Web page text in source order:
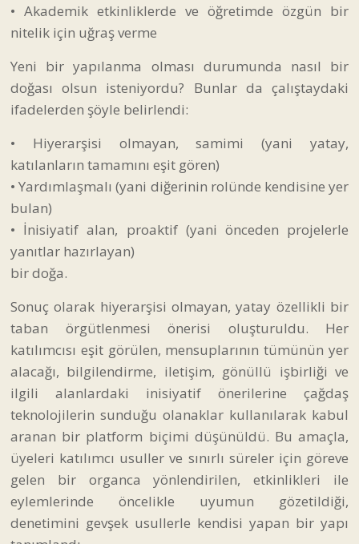
• Akademik etkinliklerde ve öğretimde özgün bir
nitelik için uğraş verme
Yeni bir yapılanma olması durumunda nasıl bir
doğası olsun isteniyordu? Bunlar da çalıştaydaki
ifadelerden şöyle belirlendi:
• Hiyerarşisi olmayan, samimi (yani yatay,
katılanların tamamını eşit gören)
• Yardımlaşmalı (yani diğerinin rolünde kendisine yer
bulan)
• İnisiyatif alan, proaktif (yani önceden projelerle
yanıtlar hazırlayan)
bir doğa.
Sonuç olarak hiyerarşisi olmayan, yatay özellikli bir
taban örgütlenmesi önerisi oluşturuldu. Her
katılımcısı eşit görülen, mensuplarının tümünün yer
alacağı, bilgilendirme, iletişim, gönüllü işbirliği ve
ilgili alanlardaki inisiyatif önerilerine çağdaş
teknolojilerin sunduğu olanaklar kullanılarak kabul
aranan bir platform biçimi düşünüldü. Bu amaçla,
üyeleri katılımcı usuller ve sınırlı süreler için göreve
gelen bir organca yönlendirilen, etkinlikleri ile
eylemlerinde öncelikle uyumun gözetildiği,
denetimini gevşek usullerle kendisi yapan bir yapı